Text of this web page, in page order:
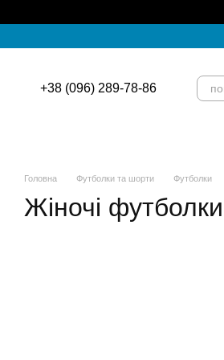
+38 (096) 289-78-86
Головна Футболки та шорти Футболки
Жіночі футболки